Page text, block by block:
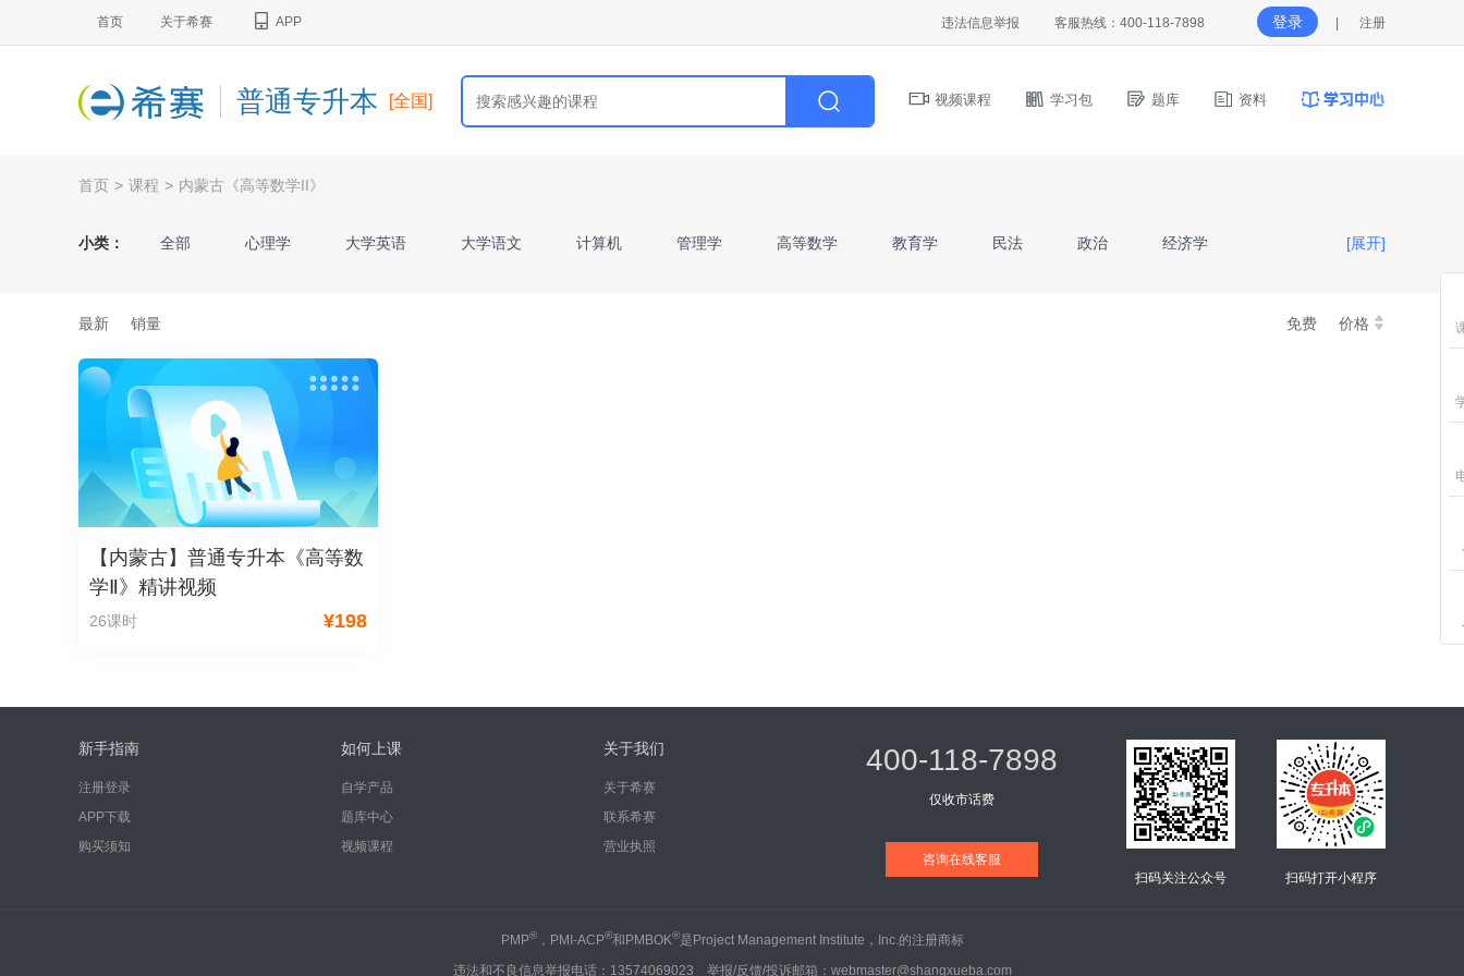
首页 关于希赛 APP 违法信息举报 客服热线：400-118-7898 登录 注册
普通专升本 [全国] 视频课程 学习包 题库 资料
首页 > 课程 > 内蒙古《高等数学II》
小类： 全部 心理学 大学英语 大学语文 计算机 管理学 高等数学 教育学 民法 政治 经济学
内蒙古《高等数学II》
电子商务
[展开]
最新 销量 免费 价格
【内蒙古】普通专升本《高等数
学Ⅱ》精讲视频
26课时 ¥198
新手指南
注册登录
APP下载
购买须知
如何上课
自学产品
题库中心
视频课程
关于我们
关于希赛
联系希赛
营业执照
400-118-7898
仅收市话费
咨询在线客服
扫码关注公众号
扫码打开小程序
PMP®，PMI-ACP®和PMBOK®是Project Management Institute，Inc.的注册商标
违法和不良信息举报电话：13574069023 举报/反馈/投诉邮箱：webmaster@shangxueba.com